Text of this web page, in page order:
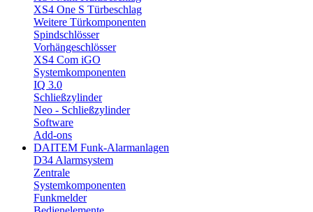
XS4 One S Türbeschlag
Weitere Türkomponenten
Spindschlösser
Vorhängeschlösser
XS4 Com iGO
Systemkomponenten
IQ 3.0
Schließzylinder
Neo - Schließzylinder
Software
Add-ons
DAITEM Funk-Alarmanlagen
D34 Alarmsystem
Zentrale
Systemkomponenten
Funkmelder